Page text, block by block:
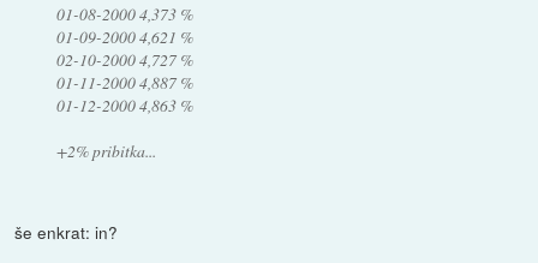
01-08-2000 4,373 %
01-09-2000 4,621 %
02-10-2000 4,727 %
01-11-2000 4,887 %
01-12-2000 4,863 %
+2% pribitka...
še enkrat: in?